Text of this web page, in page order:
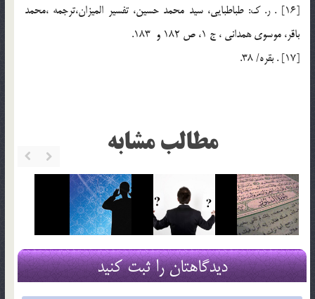
[16] . ر. ك: طباطبايي، سيد محمد حسين، تفسير الميزان،ترجمه ،محمد
باقر، موسوی همدانی ، ج 1، ص 182 و 183.
[17] . بقره/ 38.
مطالب مشابه
دیدگاهتان را ثبت کنید